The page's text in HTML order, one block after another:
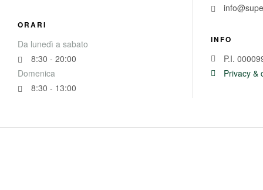
ORARI
Da lunedì a sabato
8:30 - 20:00
Domenica
8:30 - 13:00
INFO
P.I.
Privacy &